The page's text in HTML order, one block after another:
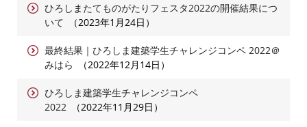
ひろしまたてものがたりフェスタ2022の開催結果につ
いて
2023年1月24日
最終結果｜ひろしま建築学生チャレンジコンペ 2022＠
みはら
2022年12月14日
ひろしま建築学生チャレンジコンペ
2022
2022年11月29日